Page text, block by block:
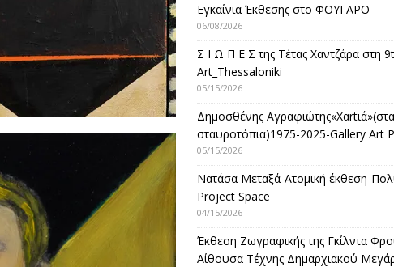
Εγκαίνια Έκθεσης στο ΦΟΥΓΑΡΟ
06/08/2026
Σ Ι Ω Π Ε Σ της Τέτας Χαντζάρα στη
Art_Thessaloniki
05/15/2026
Δημοσθένης
σταυροτόπια)1975-2025-Gallery Art
05/15/2026
Νατάσα Μεταξά-Ατομική έκθεση-
Project Space
04/15/2026
Έκθεση Ζωγραφικής της Γκίλντα
Αίθουσα Τέχνης Δημαρχιακού